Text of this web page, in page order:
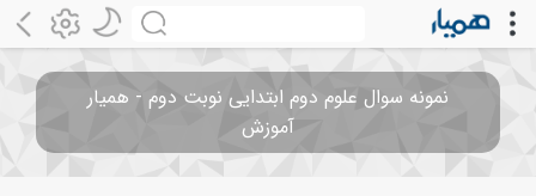
نمونه سوال علوم دوم ابتدایی نوبت دوم - همیار
آموزش